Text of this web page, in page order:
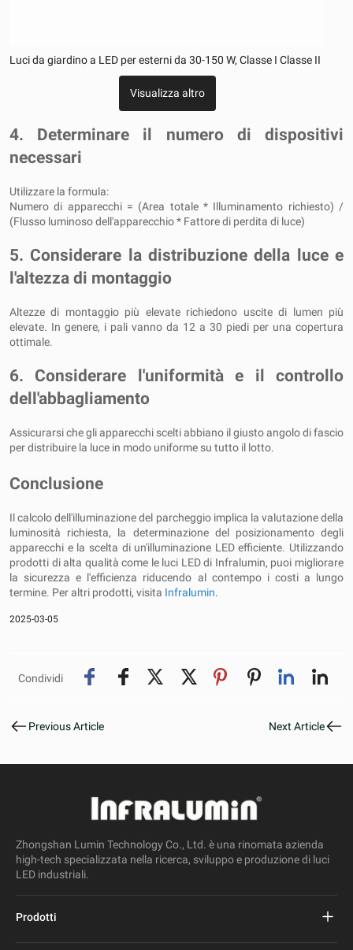
Luci da giardino a LED per esterni da 30-150 W, Classe I Classe II
Visualizza altro
4. Determinare il numero di dispositivi
necessari
Utilizzare la formula:
Numero di apparecchi = (Area totale * Illuminamento richiesto) /
(Flusso luminoso dell'apparecchio * Fattore di perdita di luce)
5. Considerare la distribuzione della luce e
l'altezza di montaggio
Altezze di montaggio più elevate richiedono uscite di lumen più
elevate. In genere, i pali vanno da 12 a 30 piedi per una copertura
ottimale.
6. Considerare l'uniformità e il controllo
dell'abbagliamento
Assicurarsi che gli apparecchi scelti abbiano il giusto angolo di fascio
per distribuire la luce in modo uniforme su tutto il lotto.
Conclusione
Il calcolo dell'illuminazione del parcheggio implica la valutazione della
luminosità richiesta, la determinazione del posizionamento degli
apparecchi e la scelta di un'illuminazione LED efficiente. Utilizzando
prodotti di alta qualità come le luci LED di Infralumin, puoi migliorare
la sicurezza e l'efficienza riducendo al contempo i costi a lungo
termine. Per altri prodotti, visita Infralumin.
2025-03-05
Condividi
Previous Article Next Article
Zhongshan Lumin Technology Co., Ltd. è una rinomata azienda
high-tech specializzata nella ricerca, sviluppo e produzione di luci
LED industriali.
Prodotti